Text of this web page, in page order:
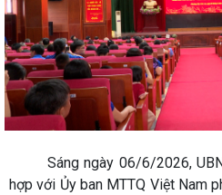
Sáng ngày 06/6/2026,
hợp với Ủy ban MTTQ Việt Nam